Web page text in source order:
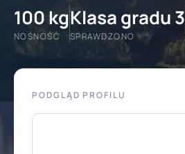
100 kg
NOŚNOŚĆ
Klasa gradu 3
SPRAWDZONO
PODGLĄD PROFILU